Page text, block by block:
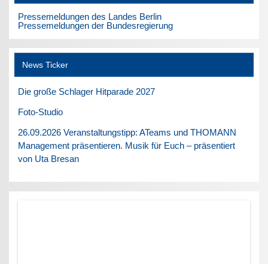
Pressemeldungen des Landes Berlin
Pressemeldungen der Bundesregierung
News Ticker
Die große Schlager Hitparade 2027
Foto-Studio
26.09.2026 Veranstaltungstipp: ATeams und THOMANN
Management präsentieren. Musik für Euch – präsentiert
von Uta Bresan